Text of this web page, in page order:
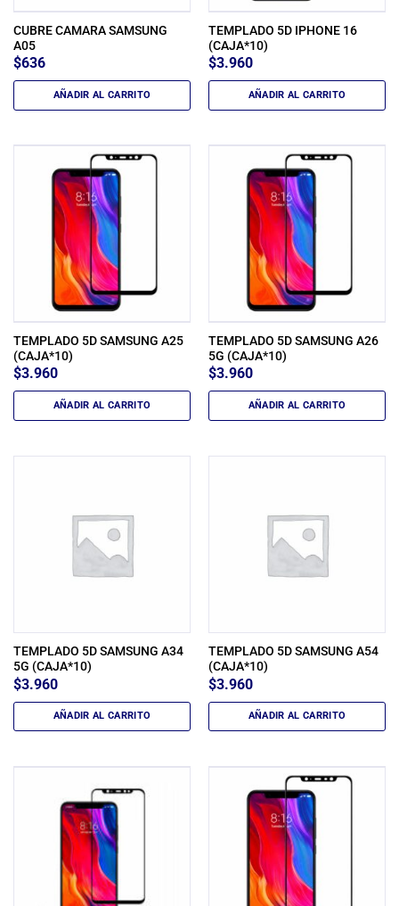
CUBRE CAMARA SAMSUNG
A05
$636
AÑADIR AL CARRITO
TEMPLADO 5D IPHONE 16
(CAJA*10)
$3.960
AÑADIR AL CARRITO
TEMPLADO 5D SAMSUNG A25
(CAJA*10)
$3.960
AÑADIR AL CARRITO
TEMPLADO 5D SAMSUNG A26
5G (CAJA*10)
$3.960
AÑADIR AL CARRITO
TEMPLADO 5D SAMSUNG A34
5G (CAJA*10)
$3.960
AÑADIR AL CARRITO
TEMPLADO 5D SAMSUNG A54
(CAJA*10)
$3.960
AÑADIR AL CARRITO